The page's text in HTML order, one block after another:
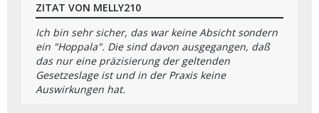
ZITAT VON MELLY210
Ich bin sehr sicher, das war keine Absicht sondern
ein "Hoppala". Die sind davon ausgegangen, daß
das nur eine präzisierung der geltenden
Gesetzeslage ist und in der Praxis keine
Auswirkungen hat.